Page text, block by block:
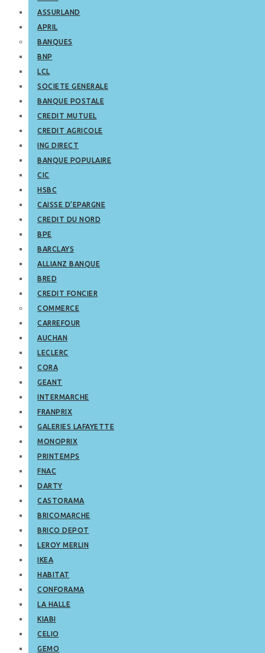
ASSURLAND
APRIL
BANQUES
BNP
LCL
SOCIETE GENERALE
BANQUE POSTALE
CREDIT MUTUEL
CREDIT AGRICOLE
ING DIRECT
BANQUE POPULAIRE
CIC
HSBC
CAISSE D’EPARGNE
CREDIT DU NORD
BPE
BARCLAYS
ALLIANZ BANQUE
BRED
CREDIT FONCIER
COMMERCE
CARREFOUR
AUCHAN
LECLERC
CORA
GEANT
INTERMARCHE
FRANPRIX
GALERIES LAFAYETTE
MONOPRIX
PRINTEMPS
FNAC
DARTY
CASTORAMA
BRICOMARCHE
BRICO DEPOT
LEROY MERLIN
IKEA
HABITAT
CONFORAMA
LA HALLE
KIABI
CELIO
GEMO